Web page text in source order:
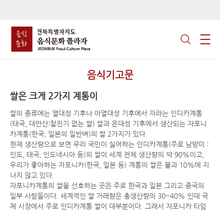
음식기고문
쌀은 크게 2가지 계통이
쌀의 종류에는 열대성 기후나 아열대성 기후에서 자라는 인디카계통
(태국, 대만산:찰진기 없는 쌀) 쌀과 온대성 기후에서 생산되는 자포니
카계통(한국, 일본의 일반벼)의 쌀 2가지가 있다.
현재 생산량으로 보면 우리 국민이 싫어하는 인디카계통(주로 남방미 :
인도, 태국, 인도네시아 등)의 쌀이 세계 전체 생산량의 약 90%이고,
우리가 좋아하는 자포니카(한국, 일본 등) 계통의 쌀은 불과 10%에 지
나지 않고 있다.
자포니카계통의 쌀을 선호하는 곳은 주로 한국과 일본 그리고 중국의
일부 사람들이다. 세계적인 쌀 거래량은 총생산량의 30~40% 인데 국
제 시장에서 주로 인디카계통 쌀이 대부분이다. 그래서 자포니카 타입